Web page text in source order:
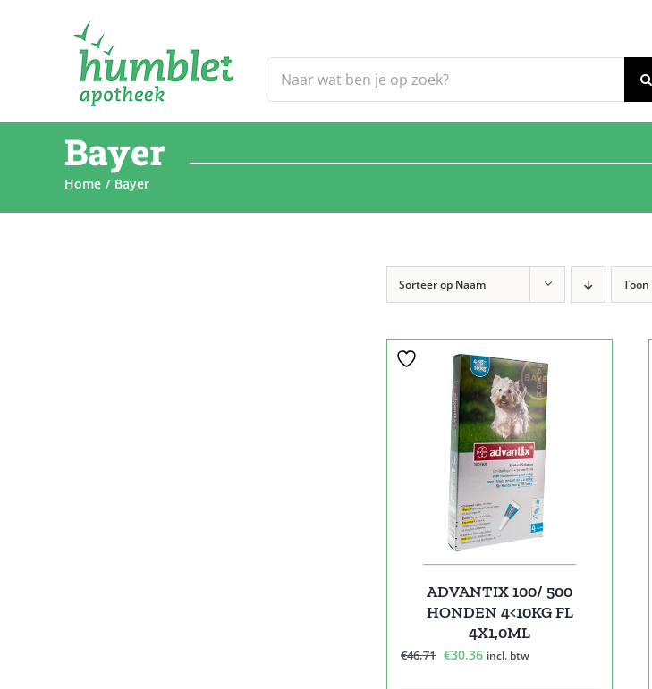
naar:
Bayer
Home Bayer
Sorteer op Naam Toon
ADVANTIX 100/ 500
HONDEN 4<10KG FL
4X1,0ML
€46,71 Oorspronkelijke
€30,36Huidige
incl. btw